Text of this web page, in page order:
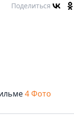
Поделиться
4 Фото